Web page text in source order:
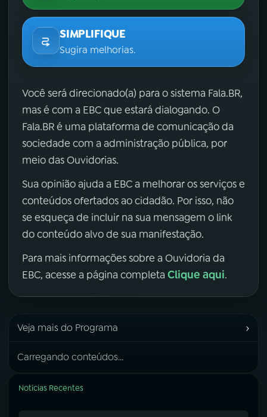
SIMPLIFIQUE
Sugira melhorias.
Você será direcionado(a) para o sistema Fala.BR,
mas é com a EBC que estará dialogando. O
Fala.BR é uma plataforma de comunicação da
sociedade com a administração pública, por
meio das Ouvidorias.
Sua opinião ajuda a EBC a melhorar os serviços e
conteúdos ofertados ao cidadão. Por isso, não
se esqueça de incluir na sua mensagem o link
do conteúdo alvo de sua manifestação.
Para mais informações sobre a Ouvidoria da
EBC, acesse a página completa Clique aqui.
Veja mais do Programa ›
Carregando conteúdos...
Notícias Recentes